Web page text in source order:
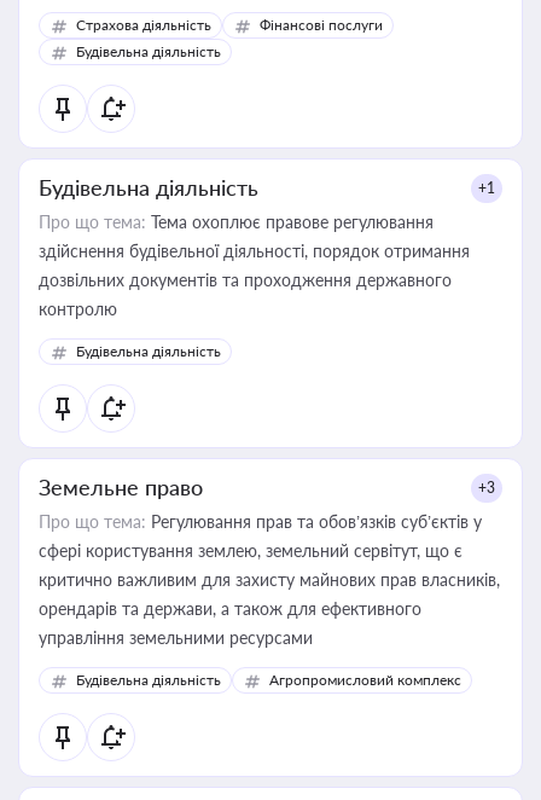
корисне для власника бізнесу, керівника, юриста або
бухгалтера під час оподаткування, приватизації, оренди
державного майна, корпоративних угод і перевірки
статусу суб'єктів оціночної діяльності
Страхова діяльність
Фінансові послуги
Будівельна діяльність
Будівельна діяльність +1
Про що тема: Тема охоплює правове регулювання
здійснення будівельної діяльності, порядок отримання
дозвільних документів та проходження державного
контролю
Будівельна діяльність
Земельне право +3
Про що тема: Регулювання прав та обов’язків суб’єктів у
сфері користування землею, земельний сервітут, що є
критично важливим для захисту майнових прав власників,
орендарів та держави, а також для ефективного
управління земельними ресурсами
Будівельна діяльність Агропромисловий комплекс